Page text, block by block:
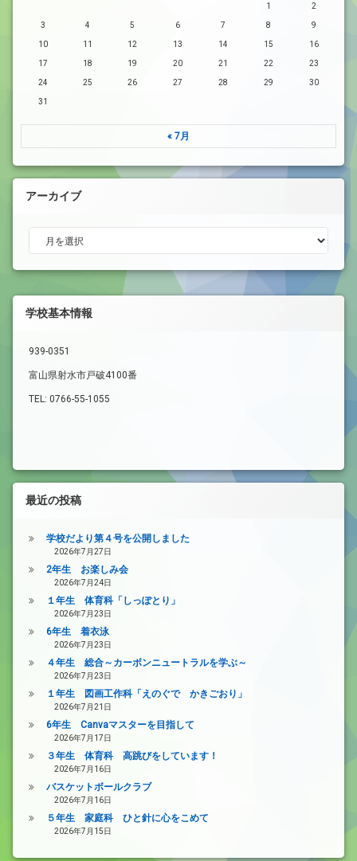
1 2
3 4 5 6 7 8 9
10 11 12 13 14 15 16
17 18 19 20 21 22 23
24 25 26 27 28 29 30
31
« 7月
アーカイブ
アーカイブ
学校基本情報
939-0351
富山県射水市戸破4100番
TEL: 0766-55-1055
最近の投稿
学校だより第４号を公開しました
2026年7月27日
2年生 お楽しみ会
2026年7月24日
１年生 体育科「しっぽとり」
2026年7月23日
6年生 着衣泳
2026年7月23日
４年生 総合～カーボンニュートラルを学ぶ～
2026年7月23日
１年生 図画工作科「えのぐで かきごおり」
2026年7月21日
6年生 Canvaマスターを目指して
2026年7月17日
３年生 体育科 高跳びをしています！
2026年7月16日
バスケットボールクラブ
2026年7月16日
５年生 家庭科 ひと針に心をこめて
2026年7月15日